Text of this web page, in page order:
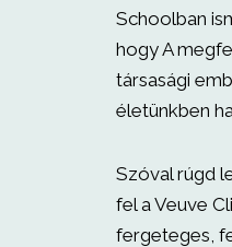
Schoolban
hogy A
társasági
életünkben
Szóval rúgd
fel a Veuve
fergeteges,